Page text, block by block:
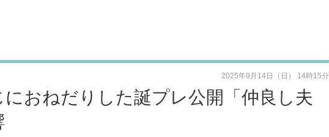
おねだりした誕プレ公開「仲良し夫
2025年9月14日（日） 14時15分